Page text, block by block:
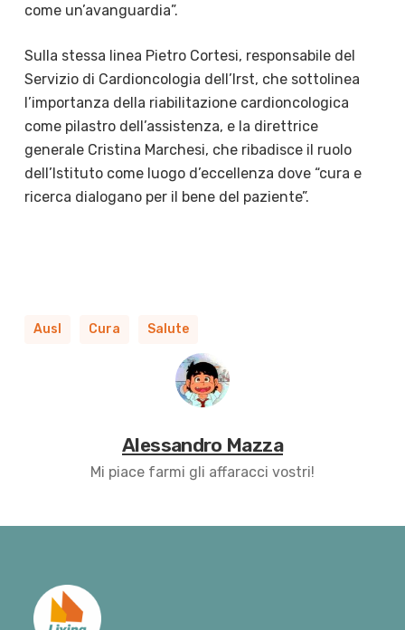
come un’avanguardia”.
Sulla stessa linea Pietro Cortesi, responsabile del
Servizio di Cardioncologia dell’Irst, che sottolinea
l’importanza della riabilitazione cardioncologica
come pilastro dell’assistenza, e la direttrice
generale Cristina Marchesi, che ribadisce il ruolo
dell’Istituto come luogo d’eccellenza dove “cura e
ricerca dialogano per il bene del paziente”.
Ausl Cura Salute
Alessandro Mazza
Mi piace farmi gli affaracci vostri!